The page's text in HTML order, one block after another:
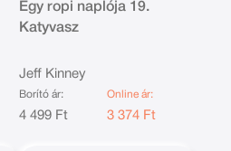
Egy ropi naplója 19.
Katyvasz
Jeff Kinney
Borító ár:
4 499 Ft
Online ár:
3 374 Ft